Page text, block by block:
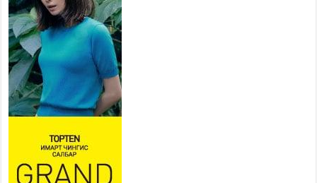
ИРГЭД, АЖ АХУЙН НЭГЖИЙН
АЧААГ ХЭРХЭН ХӨНГӨЛСНӨӨР ДҮГНЭНЭ
2026 оны 7 сар 21 / 10 цаг 09 минут
Байнгын хорооны дарга
М.Мандхай Цөлжилттэй
тэмцэх тухай НҮБ-ын
конвенцын талуудын 17 дугаар
бага хурал (СОР17)-ын бэлтгэл ажлын явцтай
танилцлаа
2026 оны 7 сар 21 / 10 цаг 03 минут
Б.Пүрэвдагва: Бүтээн байгуулалтын аливаа
ажил инженерийн хангамжийн байгууллагуудын